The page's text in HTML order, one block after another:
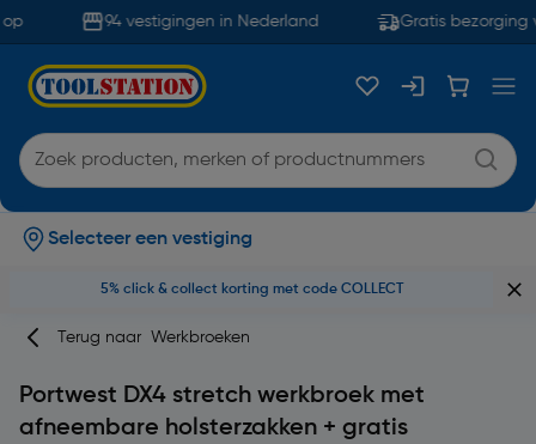
94 vestigingen in Nederland Gratis bezorging
Selecteer een vestiging
5% click & collect korting met code COLLECT
Terug naar Werkbroeken
Portwest DX4 stretch werkbroek met
afneembare holsterzakken + gratis